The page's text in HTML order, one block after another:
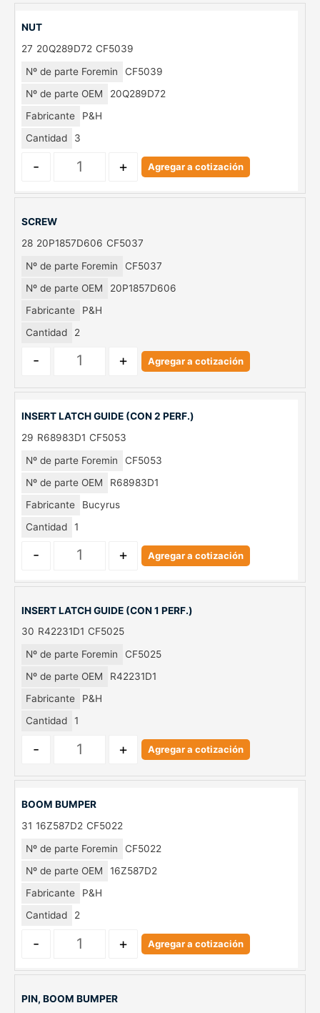
NUT
27 20Q289D72 CF5039
Nº de parte Foremin
CF5039
Nº de parte OEM
20Q289D72
Fabricante
P&H
Cantidad
3
- + Agregar a cotización
SCREW
28 20P1857D606 CF5037
Nº de parte Foremin
CF5037
Nº de parte OEM
20P1857D606
Fabricante
P&H
Cantidad
2
- + Agregar a cotización
INSERT LATCH GUIDE (CON 2 PERF.)
29 R68983D1 CF5053
Nº de parte Foremin
CF5053
Nº de parte OEM
R68983D1
Fabricante
Bucyrus
Cantidad
1
- + Agregar a cotización
INSERT LATCH GUIDE (CON 1 PERF.)
30 R42231D1 CF5025
Nº de parte Foremin
CF5025
Nº de parte OEM
R42231D1
Fabricante
P&H
Cantidad
1
- + Agregar a cotización
BOOM BUMPER
31 16Z587D2 CF5022
Nº de parte Foremin
CF5022
Nº de parte OEM
16Z587D2
Fabricante
P&H
Cantidad
2
- + Agregar a cotización
PIN, BOOM BUMPER